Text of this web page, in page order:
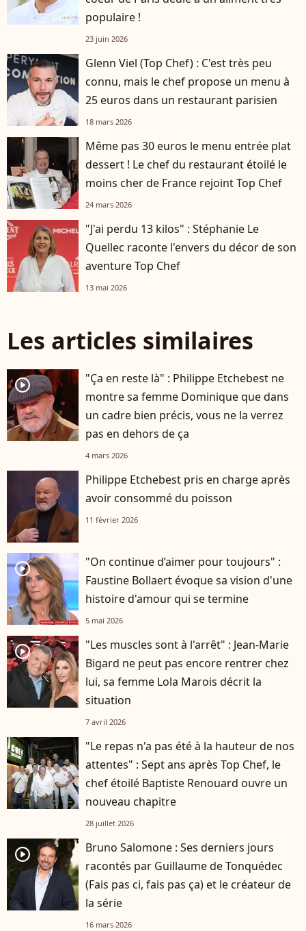
populaire !
23 juin 2026
Glenn Viel (Top Chef) : C'est très peu
connu, mais le chef propose un menu à
25 euros dans un restaurant parisien
18 mars 2026
Même pas 30 euros le menu entrée plat
dessert ! Le chef du restaurant étoilé le
moins cher de France rejoint Top Chef
24 mars 2026
"J'ai perdu 13 kilos" : Stéphanie Le
Quellec raconte l'envers du décor de son
aventure Top Chef
13 mai 2026
Les articles similaires
player2
"Ça en reste là" : Philippe Etchebest ne
montre sa femme Dominique que dans
un cadre bien précis, vous ne la verrez
pas en dehors de ça
4 mars 2026
Philippe Etchebest pris en charge après
avoir consommé du poisson
11 février 2026
player2
"On continue d’aimer pour toujours" :
Faustine Bollaert évoque sa vision d'une
histoire d'amour qui se termine
5 mai 2026
player2
"Les muscles sont à l'arrêt" : Jean-Marie
Bigard ne peut pas encore rentrer chez
lui, sa femme Lola Marois décrit la
situation
7 avril 2026
"Le repas n'a pas été à la hauteur de nos
attentes" : Sept ans après Top Chef, le
chef étoilé Baptiste Renouard ouvre un
nouveau chapitre
28 juillet 2026
player2
Bruno Salomone : Ses derniers jours
racontés par Guillaume de Tonquédec
(Fais pas ci, fais pas ça) et le créateur de
la série
16 mars 2026